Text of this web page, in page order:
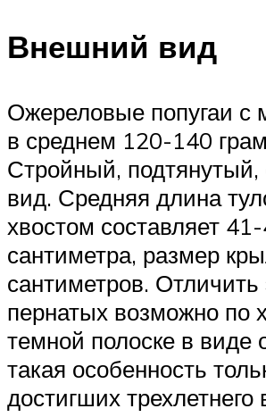
Внешний вид
Ожереловые попугаи с
в среднем 120-140
Стройный, подтянутый,
вид. Средняя длина
хвостом составляет
сантиметра, размер
сантиметров. Отличить
пернатых возможно по
темной полоске в виде
такая особенность
достигших трехлетнего